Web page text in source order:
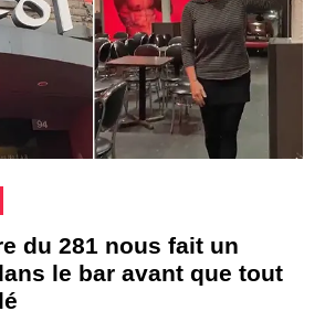
du 281 nous fait un
le bar avant que tout